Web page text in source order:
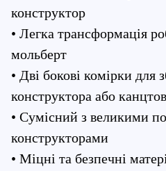
конструктор
• Легка трансформація
мольберт
• Дві бокові комірки для
конструктора або
• Сумісний з великими
конструкторами
• Міцні та безпечні